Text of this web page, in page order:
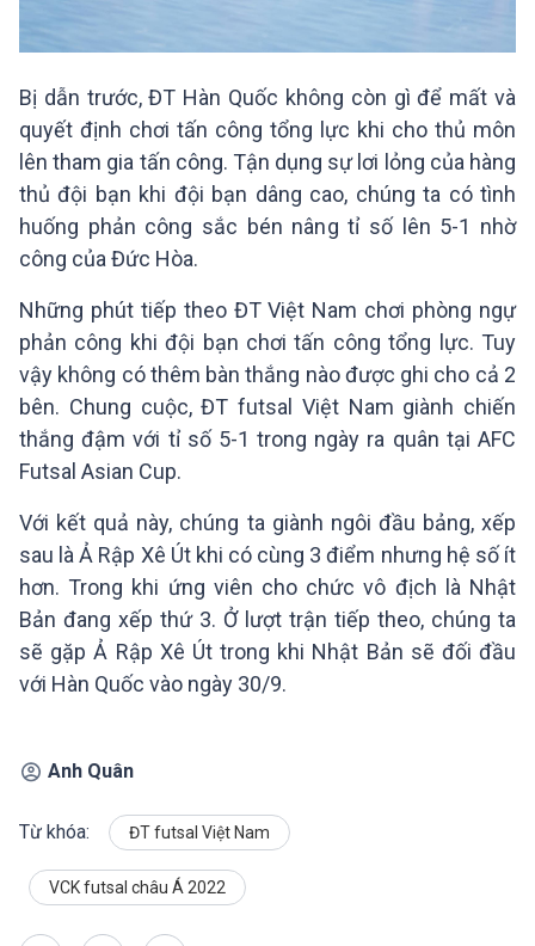
Bị dẫn trước, ĐT Hàn Quốc không còn gì để mất và
quyết định chơi tấn công tổng lực khi cho thủ môn
lên tham gia tấn công. Tận dụng sự lơi lỏng của hàng
thủ đội bạn khi đội bạn dâng cao, chúng ta có tình
huống phản công sắc bén nâng tỉ số lên 5-1 nhờ
công của Đức Hòa.
Những phút tiếp theo ĐT Việt Nam chơi phòng ngự
phản công khi đội bạn chơi tấn công tổng lực. Tuy
vậy không có thêm bàn thắng nào được ghi cho cả 2
bên. Chung cuộc, ĐT futsal Việt Nam giành chiến
thắng đậm với tỉ số 5-1 trong ngày ra quân tại AFC
Futsal Asian Cup.
Với kết quả này, chúng ta giành ngôi đầu bảng, xếp
sau là Ả Rập Xê Út khi có cùng 3 điểm nhưng hệ số ít
hơn. Trong khi ứng viên cho chức vô địch là Nhật
Bản đang xếp thứ 3. Ở lượt trận tiếp theo, chúng ta
sẽ gặp Ả Rập Xê Út trong khi Nhật Bản sẽ đối đầu
với Hàn Quốc vào ngày 30/9.
Anh Quân
Từ khóa: ĐT futsal Việt Nam
VCK futsal châu Á 2022